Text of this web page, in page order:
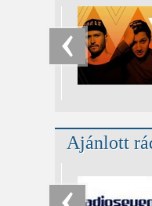
Ajánlott